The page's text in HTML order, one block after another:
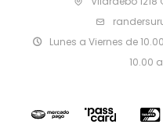
Lunes a Viernes de
10.00